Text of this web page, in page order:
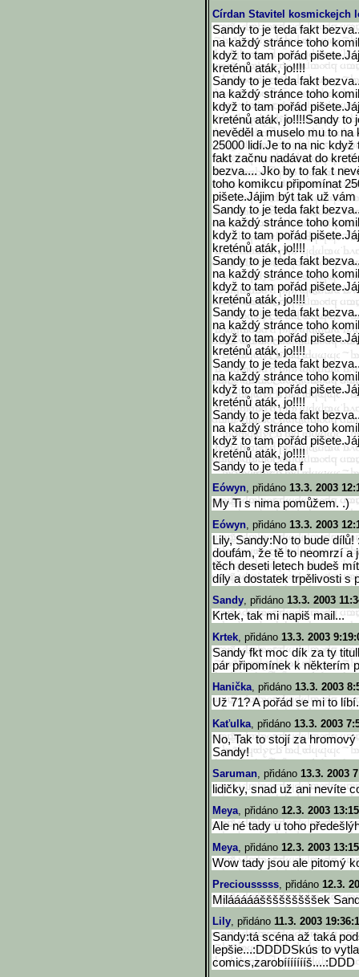
Círdan Stavitel kosmickejch
Sandy to je teda fakt
na každý stránce toho
když to tam pořád
kreténů aták, jo!!!!
Sandy to je teda fakt
na každý stránce toho
když to tam pořád
kreténů aták, jo!!!!Sandy to
nevěděl a muselo mu to
25000 lidí.Je to na nic
fakt začnu nadávat do
bezva.... Jko by to fak t
toho komikcu připomínat
pišete.Jájim být tak už
Sandy to je teda fakt
na každý stránce toho
když to tam pořád
kreténů aták, jo!!!!
Sandy to je teda fakt
na každý stránce toho
když to tam pořád
kreténů aták, jo!!!!
Sandy to je teda fakt
na každý stránce toho
když to tam pořád
kreténů aták, jo!!!!
Sandy to je teda fakt
na každý stránce toho
když to tam pořád
kreténů aták, jo!!!!
Sandy to je teda fakt
na každý stránce toho
když to tam pořád
kreténů aták, jo!!!!
Sandy to je teda f
Eówyn, přidáno 13.3. 2003
My Ti s nima pomůžem. .)
Eówyn, přidáno 13.3. 2003
Lily, Sandy:No to bude
doufám, že tě to neomrzí a
těch deseti letech budeš
díly a dostatek trpělivosti s
Sandy, přidáno 13.3. 2003
Krtek, tak mi napiš mail...
Krtek, přidáno 13.3. 2003
Sandy fkt moc dík za ty
pár připomínek k některím
Hanička, přidáno 13.3. 2003
Už 71? A pořád se mi to
Kaťulka, přidáno 13.3. 2003
No, Tak to stojí za
Sandy!
Saruman, přidáno 13.3. 2003
lidičky, snad už ani nevíte
Meya, přidáno 12.3. 2003
Ale né tady u toho
Meya, přidáno 12.3. 2003
Wow tady jsou ale pitomý
Preciousssss, přidáno 12.3.
Milááááášššššššššek
Lily, přidáno 11.3. 2003
Sandy:tá scéna až taká
lepšie...:DDDDSkús to
comics,zarobíííííííš....:DDD